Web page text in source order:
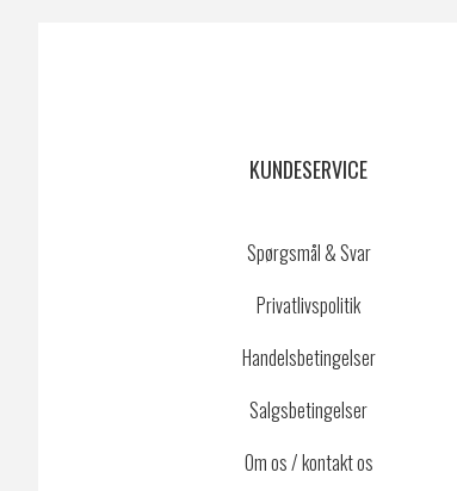
KUNDESERVICE
Spørgsmål & Svar
Privatlivspolitik
Handelsbetingelser
Salgsbetingelser
Om os / kontakt os